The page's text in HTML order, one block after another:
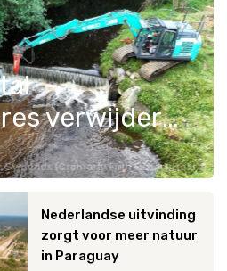
Symonds (Cromarty Firth Fishery Board)
rivierbarrières verwijderd in Europa in 2024
Nederlandse uitvinding
zorgt voor meer natuur
in Paraguay